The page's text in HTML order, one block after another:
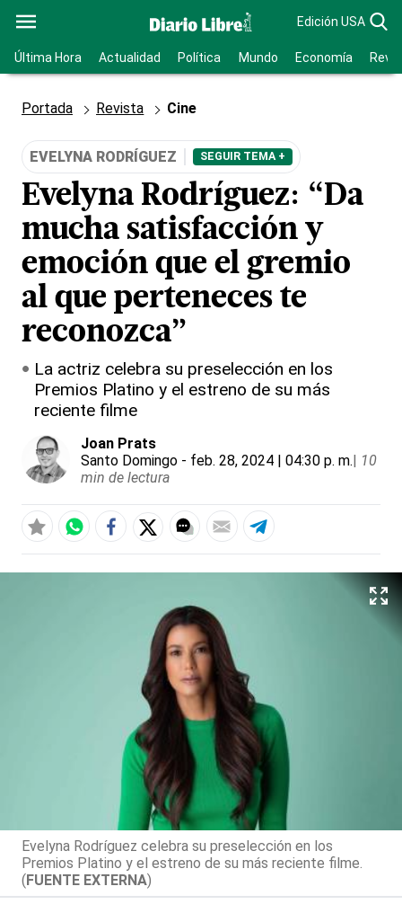
Edición USA
Última Hora Actualidad Política Mundo Economía
Portada Revista Cine
EVELYNA RODRÍGUEZ SEGUIR TEMA +
Evelyna Rodríguez: “Da
mucha satisfacción y
emoción que el gremio
al que perteneces te
reconozca”
La actriz celebra su preselección en los
Premios Platino y el estreno de su más
reciente filme
Joan Prats
Santo Domingo - feb. 28, 2024 | 04:30 p. m.| 10
min de lectura
Evelyna Rodríguez celebra su preselección en los
Premios Platino y el estreno de su más reciente filme.
(FUENTE EXTERNA)